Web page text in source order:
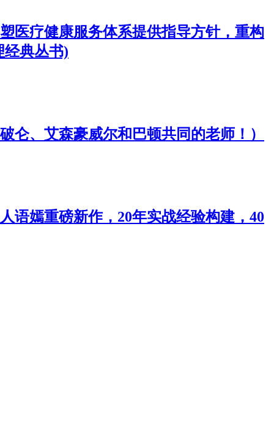
医疗健康服务体系提供指导方针，重构
经典丛书)
仑、艾森豪威尔和巴顿共同的老师！）
语嫣重磅新作，20年实战经验构建，40